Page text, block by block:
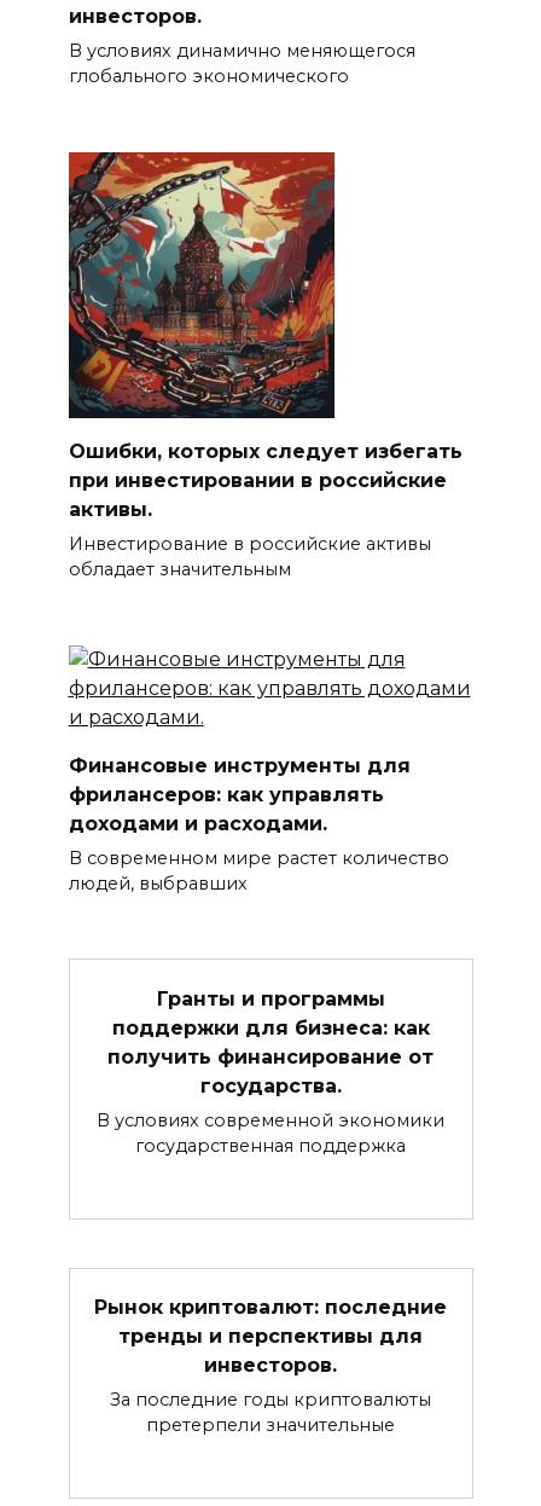
инвесторов.
В условиях динамично меняющегося
глобального экономического
Ошибки, которых следует избегать
при инвестировании в российские
активы.
Инвестирование в российские активы
обладает значительным
Финансовые инструменты для
фрилансеров: как управлять
доходами и расходами.
В современном мире растет количество
людей, выбравших
Гранты и программы
поддержки для бизнеса: как
получить финансирование от
государства.
В условиях современной экономики
государственная поддержка
Рынок криптовалют: последние
тренды и перспективы для
инвесторов.
За последние годы криптовалюты
претерпели значительные